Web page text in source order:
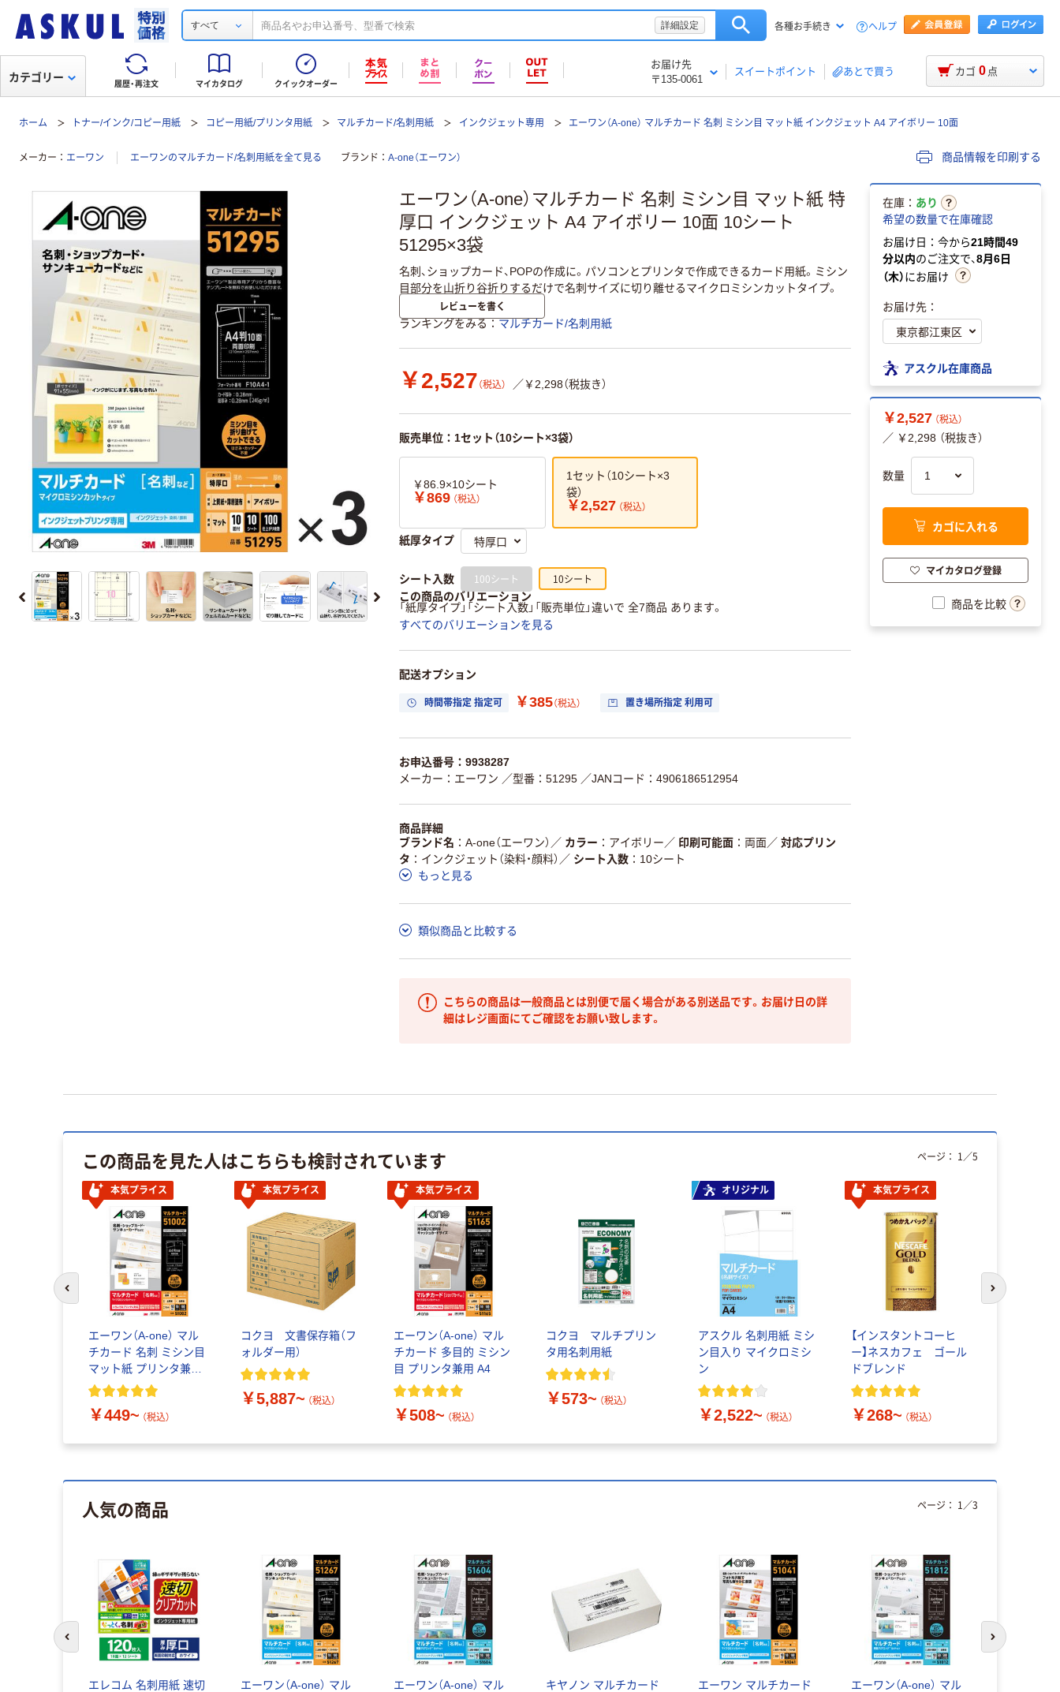
すべて 詳細設定 各種お手続き ヘルプ
履歴・再注文 マイカタログ クイックオーダー
お届け先
〒135-0061
スイートポイント あとで買う
カテゴリー カゴ 0 点
ホーム トナー/インク/コピー用紙 コピー用紙/プリンタ用紙 マルチカード/名刺用紙 インクジェット専用 エーワン（A-one） マルチカード 名刺 ミシン目 マット紙 インクジェット A4 アイボリー 10面
メーカー エーワン エーワンのマルチカード/名刺用紙を全て見る ブランド A-one（エーワン） 商品情報を印刷する
エーワン（A-one）マルチカード 名刺 ミシン目 マット紙 特
厚口 インクジェット A4 アイボリー 10面 10シート
51295×3袋
名刺、ショップカード、POPの作成に。パソコンとプリンタで作成できるカード用紙。ミシン
目部分を山折り谷折りするだけで名刺サイズに切り離せるマイクロミシンカットタイプ。
レビューを書く
ランキングをみる マルチカード/名刺用紙
￥2,527 （税込） ／￥2,298（税抜き）
販売単位：1セット（10シート×3袋）
￥86.9×10シート
￥869 （税込）
1セット（10シート×3
袋）
￥2,527 （税込）
紙厚タイプ
シート入数 100シート 10シート
この商品のバリエーション
「紙厚タイプ」「シート入数」「販売単位」違いで 全7商品 あります。
すべてのバリエーションを見る
配送オプション
時間帯指定 指定可 ￥385（税込） 置き場所指定 利用可
お申込番号：9938287
メーカー：エーワン ／型番：51295 ／JANコード：4906186512954
商品詳細
ブランド名
A-one（エーワン） ／ カラー アイボリー ／ 印刷可能面 両面／ 対応プリン
タ
インクジェット（染料・顔料） ／ シート入数
10シート
もっと見る
類似商品と比較する
こちらの商品は一般商品とは別便で届く場合がある別送品です。お届け日の詳
細はレジ画面にてご確認をお願い致します。
在庫： あり
希望の数量で在庫確認
お届け日：今から21時間49
分以内のご注文で、8月6日
（木）にお届け
お届け先：
アスクル在庫商品
￥2,527 （税込）
／ ￥2,298 （税抜き）
数量
カゴに入れる
マイカタログ登録
商品を比較
この商品を見た人はこちらも検討されています
本気プライス
エーワン（A-one） マル
チカード 名刺 ミシン目
マット紙 プリンタ兼用
A4 10面
￥449~ （税込）
本気プライス
コクヨ 文書保存箱（フ
ォルダー用）
￥5,887~ （税込）
本気プライス
エーワン（A-one） マル
チカード 多目的 ミシン
目 プリンタ兼用 A4
￥508~ （税込）
コクヨ マルチプリン
タ用名刺用紙
￥573~ （税込）
オリジナル
アスクル 名刺用紙 ミシ
ン目入り マイクロミシ
ン
￥2,522~ （税込）
本気プライス
【インスタントコーヒ
ー】ネスカフェ ゴール
ドブレンド
￥268~ （税込）
ページ： 1 ／5
前のスライドへ 次のスライド
人気の商品
エレコム 名刺用紙 速切
エーワン（A-one） マル
エーワン（A-one） マル
キヤノン マルチカード
エーワン マルチカード
エーワン（A-one） マル
ページ： 1 ／3
前のスライドへ 次のスライド